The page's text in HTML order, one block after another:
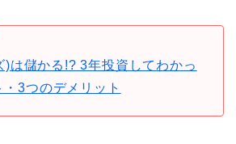
)は儲かる!? 3年投資してわかっ
3つのデメリット